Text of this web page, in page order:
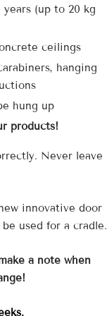
(up to 20 kg
ceilings
hanging
hung up
products!
Never leave
innovative door
used for a cradle.
a note when